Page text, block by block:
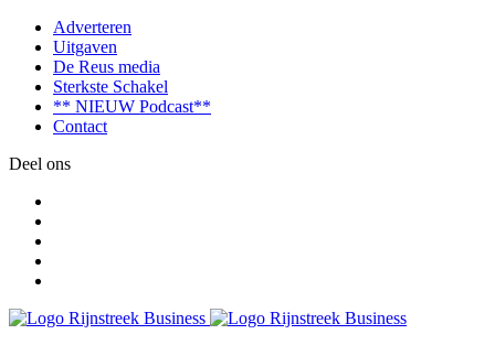
Adverteren
Uitgaven
De Reus media
Sterkste Schakel
** NIEUW Podcast**
Contact
Deel ons